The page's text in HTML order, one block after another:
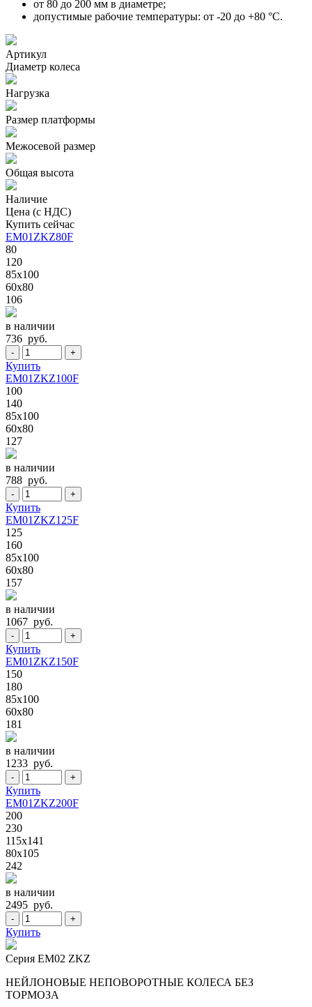
от 80 до 200 мм в диаметре;
допустимые рабочие температуры: от -20 до +80 °С.
Артикул
Диаметр колеса
Нагрузка
Размер платформы
Межосевой размер
Общая высота
Наличие
Цена (с НДС)
Купить сейчас
EM01ZKZ80F
80
120
85x100
60x80
106
в наличии
736 руб.
- +
Купить
EM01ZKZ100F
100
140
85x100
60x80
127
в наличии
788 руб.
- +
Купить
EM01ZKZ125F
125
160
85x100
60x80
157
в наличии
1067 руб.
- +
Купить
EM01ZKZ150F
150
180
85x100
60x80
181
в наличии
1233 руб.
- +
Купить
EM01ZKZ200F
200
230
115x141
80x105
242
в наличии
2495 руб.
- +
Купить
Серия EM02 ZKZ
НЕЙЛОНОВЫЕ НЕПОВОРОТНЫЕ КОЛЕСА БЕЗ
ТОРМОЗА